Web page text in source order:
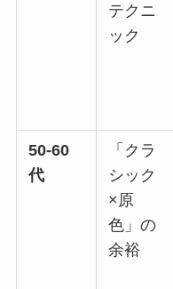
テクニ
ック
50-60
代
「クラ
シック
×原
色」の
余裕